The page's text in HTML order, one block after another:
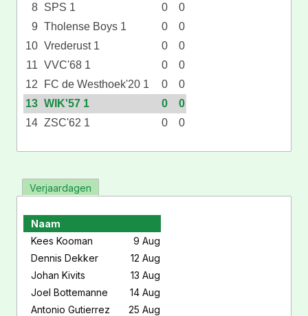
8 SPS 1 0
0
9 Tholense Boys 1 0
0
10 Vrederust 1 0
0
11 VVC'68 1 0
0
12
FC de Westhoek'20 1 0
0
13 WIK'57 1 0
0
14 ZSC'62 1 0 0
Verjaardagen
Naam
Kees Kooman
9 Aug
Dennis Dekker
12 Aug
Johan Kivits
13 Aug
Joel Bottemanne
14 Aug
Antonio Gutierrez
25 Aug